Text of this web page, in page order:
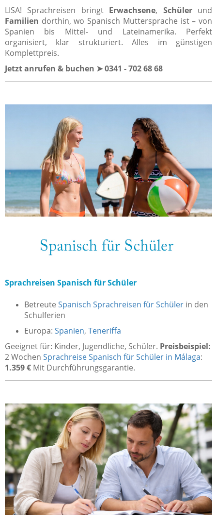
LISA! Sprachreisen bringt Erwachsene, Schülerund
Familien dorthin, wo Spanisch Muttersprache ist – von
Spanien bis Mittel- und Lateinamerika. Perfekt
organisiert, klar strukturiert. Alles im günstigen
Komplettpreis.
Jetzt anrufen & buchen ➤ 0341 - 702 68 68
Sprachreisen Spanisch für Schüler
Betreute Spanisch Sprachreisen für Schüler in den
Schulferien
Europa: Spanien, Teneriffa
Geeignet für: Kinder, Jugendliche, Schüler. Preisbeispiel:
2 Wochen Sprachreise Spanisch für Schüler in Málaga:
1.359 € Mit Durchführungsgarantie.